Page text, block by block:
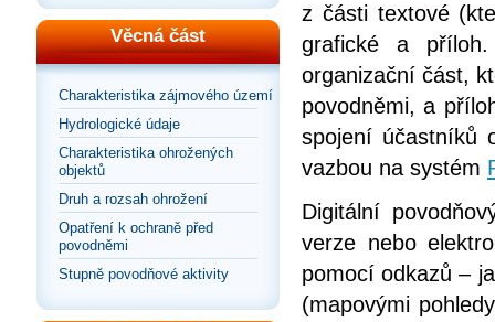
Věcná část
Charakteristika zájmového území
Hydrologické údaje
Charakteristika ohrožených
objektů
Druh a rozsah ohrožení
Opatření k ochraně před
povodněmi
Stupně povodňové aktivity
z části textové
grafické a
organizační část,
povodněmi, a
spojení účastníků
vazbou na systém
Digitální
verze nebo
pomocí odkazů –
(mapovými